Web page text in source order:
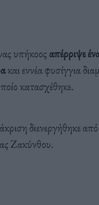
υπήκοος απέρριψε
και εννέα φυσίγγια
κατασχέθηκε.
διενεργήθηκε
Ζακύνθου.